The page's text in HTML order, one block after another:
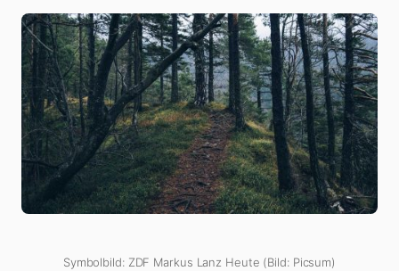
Symbolbild: ZDF Markus Lanz Heute (Bild: Picsum)